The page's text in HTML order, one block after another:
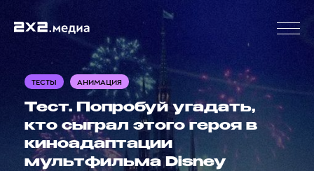
ТЕСТЫ АНИМАЦИЯ
Тест. Попробуй угадать,
кто сыграл этого героя в
киноадаптации
мультфильма Disney